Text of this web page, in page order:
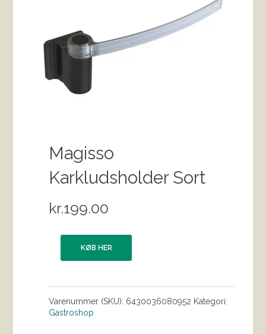
Magisso
Karkludsholder Sort
kr.199.00
KØB HER
Varenummer (SKU): 6430036080952 Kategori:
Gastroshop